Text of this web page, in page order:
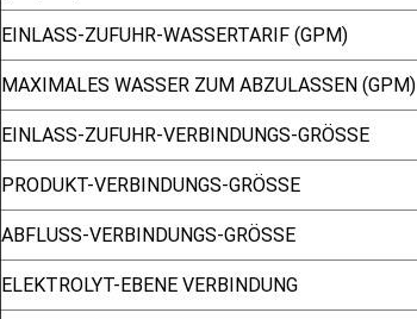
EINLASS-ZUFUHR-WASSERTARIF (GPM)
MAXIMALES WASSER ZUM ABZULASSEN (GPM)
EINLASS-ZUFUHR-VERBINDUNGS-GRÖSSE
PRODUKT-VERBINDUNGS-GRÖSSE
ABFLUSS-VERBINDUNGS-GRÖSSE
ELEKTROLYT-EBENE VERBINDUNG